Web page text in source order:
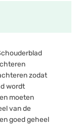
zodat
wordt
moeten
van de
goed geheel